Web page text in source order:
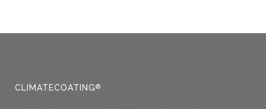
CLIMATECOATING®